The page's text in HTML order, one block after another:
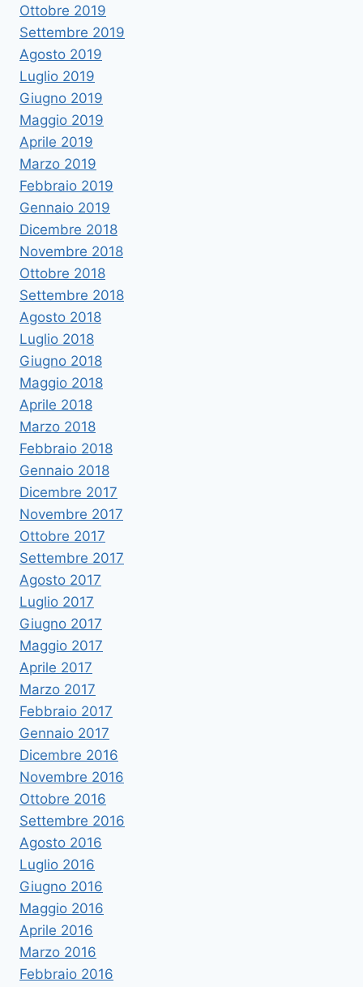
Ottobre 2019
Settembre 2019
Agosto 2019
Luglio 2019
Giugno 2019
Maggio 2019
Aprile 2019
Marzo 2019
Febbraio 2019
Gennaio 2019
Dicembre 2018
Novembre 2018
Ottobre 2018
Settembre 2018
Agosto 2018
Luglio 2018
Giugno 2018
Maggio 2018
Aprile 2018
Marzo 2018
Febbraio 2018
Gennaio 2018
Dicembre 2017
Novembre 2017
Ottobre 2017
Settembre 2017
Agosto 2017
Luglio 2017
Giugno 2017
Maggio 2017
Aprile 2017
Marzo 2017
Febbraio 2017
Gennaio 2017
Dicembre 2016
Novembre 2016
Ottobre 2016
Settembre 2016
Agosto 2016
Luglio 2016
Giugno 2016
Maggio 2016
Aprile 2016
Marzo 2016
Febbraio 2016